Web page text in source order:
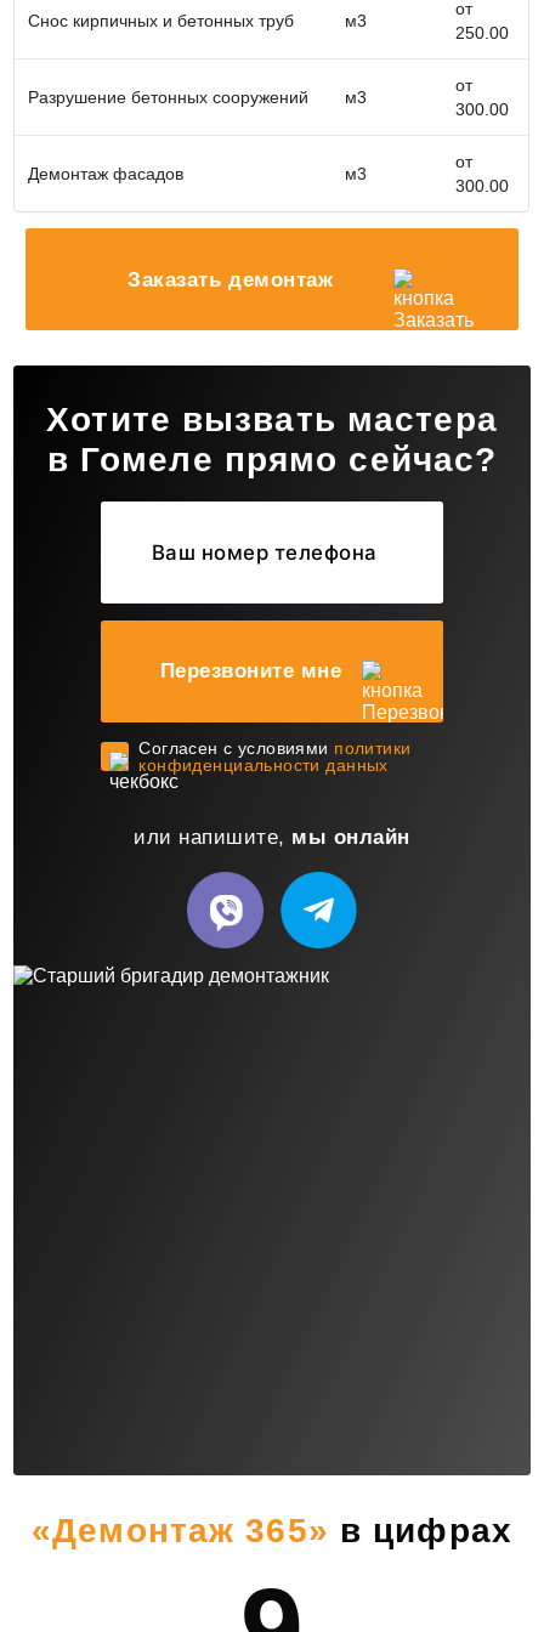
соблюдение сроков и конкурентоспособные цены.
полный спектр услуг и поддержку на каждом этапе
Не откладывайте ремонт или реконструкцию на
потом - свяжитесь с нашей командой уже сегодня
и получите консультацию по всем вопросам,
связанным с демонтажом конструкций!
Снос кирпичных и бетонных труб м3
от
250.00
Разрушение бетонных сооружений м3
от
300.00
Демонтаж фасадов м3
от
300.00
Заказать демонтаж
Хотите вызвать мастера
в Гомеле прямо сейчас?
Перезвоните мне
Cогласен с условиями политики
конфиденциальности данных
или напишите, мы онлайн
«Демонтаж 365» в цифрах